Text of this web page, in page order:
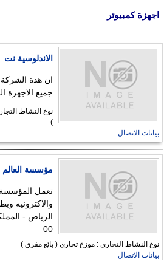
اجهزة كمبيوتر
الاندلوسية نت
ان هذة
جميع الاجهزة
نوع النشاط
)
بيانات الاتصال
مؤسسة العالم
تعمل المؤسسة
والاكترونيه
00
نوع النشاط التجاري : موزع تجاري ( بائع مفرق )
بيانات الاتصال